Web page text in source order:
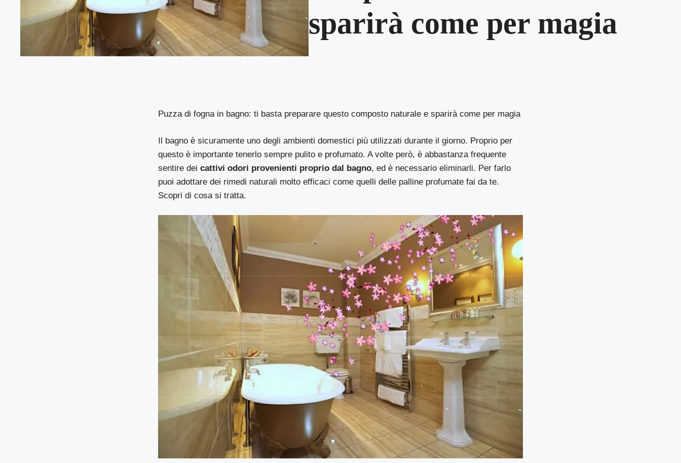
sparirà come per magia
Puzza di fogna in bagno: ti basta preparare questo composto naturale e sparirà come per magia
Il bagno è sicuramente uno degli ambienti domestici più utilizzati durante il giorno. Proprio per
questo è importante tenerlo sempre pulito e profumato. A volte però, è abbastanza frequente
sentire dei cattivi odori provenienti proprio dal bagno, ed è necessario eliminarli. Per farlo
puoi adottare dei rimedi naturali molto efficaci come quelli delle palline profumate fai da te.
Scopri di cosa si tratta.